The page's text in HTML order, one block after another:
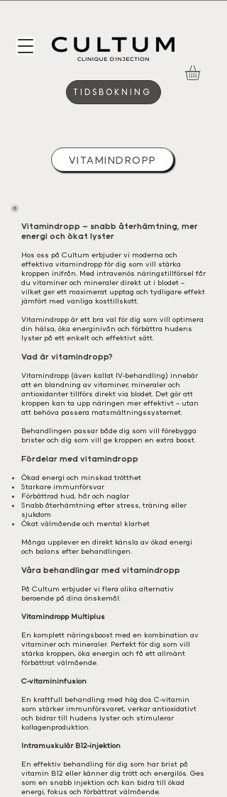
TIDSBOKNING
VITAMINDROPP
Vitamindropp – snabb återhämtning, mer
energi och ökat lyster
Hos oss på Cultum erbjuder vi moderna och
effektiva vitamindropp för dig som vill stärka
kroppen inifrån. Med intravenös näringstillförsel får
du vitaminer och mineraler direkt ut i blodet –
vilket ger ett maximerat upptag och tydligare effekt
jämfört med vanliga kosttillskott.
Vitamindropp är ett bra val för dig som vill optimera
din hälsa, öka energinivån och förbättra hudens
lyster på ett enkelt och effektivt sätt.
Vad är vitamindropp?
Vitamindropp (även kallat IV-behandling) innebär
att en blandning av vitaminer, mineraler och
antioxidanter tillförs direkt via blodet. Det gör att
kroppen kan ta upp näringen mer effektivt – utan
att behöva passera matsmältningssystemet.
Behandlingen passar både dig som vill förebygga
brister och dig som vill ge kroppen en extra boost.
Fördelar med vitamindropp
Ökad energi och minskad trötthet
Starkare immunförsvar
Förbättrad hud, hår och naglar
Snabb återhämtning efter stress, träning eller
sjukdom
Ökat välmående och mental klarhet
Många upplever en direkt känsla av ökad energi
och balans efter behandlingen.
Våra behandlingar med vitamindropp
På Cultum erbjuder vi flera olika alternativ
beroende på dina önskemål:
Vitamindropp Multiplus
En komplett näringsboost med en kombination av
vitaminer och mineraler. Perfekt för dig som vill
stärka kroppen, öka energin och få ett allmänt
förbättrat välmående.
C-vitamininfusion
En kraftfull behandling med hög dos C-vitamin
som stärker immunförsvaret, verkar antioxidativt
och bidrar till hudens lyster och stimulerar
kollagenproduktion.
Intramuskulär B12-injektion
En effektiv behandling för dig som har brist på
vitamin B12 eller känner dig trött och energilös. Ges
som en snabb injektion och kan bidra till ökad
energi, fokus och förbättrat välmående.